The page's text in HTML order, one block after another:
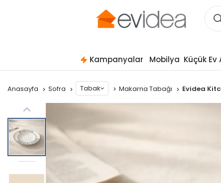
Kampanyalar Mobilya Küçük Ev
Anasayfa Sofra Tabak Makarna Tabağı Evidea